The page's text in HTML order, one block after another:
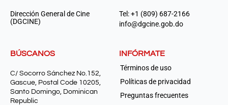
Dirección General de Cine
(DGCINE)
Tel: +1 (809) 687-2166
info@dgcine.gob.do
BÚSCANOS
C/ Socorro Sánchez No.152,
Gascue, Postal Code 10205,
Santo Domingo, Dominican
Republic
INFÓRMATE
Términos de uso
Políticas de privacidad
Preguntas frecuentes